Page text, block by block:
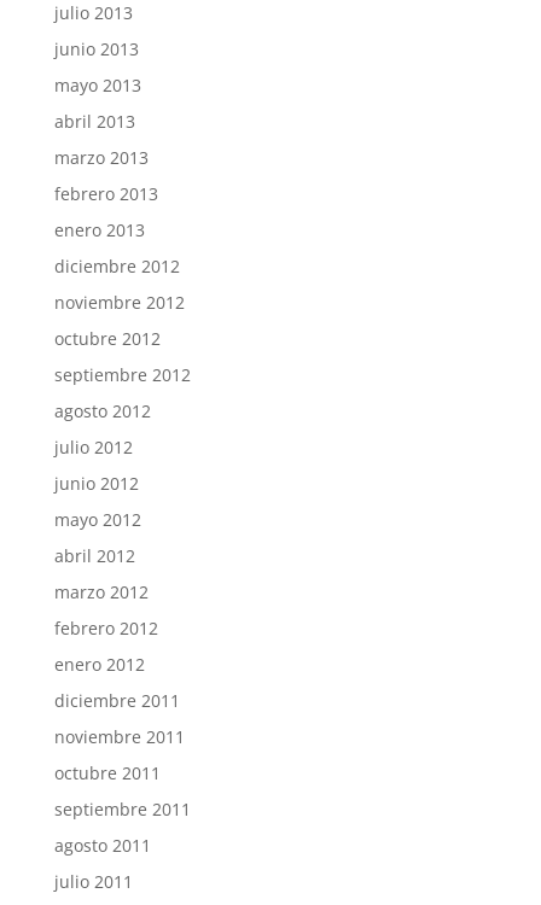
julio 2013
junio 2013
mayo 2013
abril 2013
marzo 2013
febrero 2013
enero 2013
diciembre 2012
noviembre 2012
octubre 2012
septiembre 2012
agosto 2012
julio 2012
junio 2012
mayo 2012
abril 2012
marzo 2012
febrero 2012
enero 2012
diciembre 2011
noviembre 2011
octubre 2011
septiembre 2011
agosto 2011
julio 2011